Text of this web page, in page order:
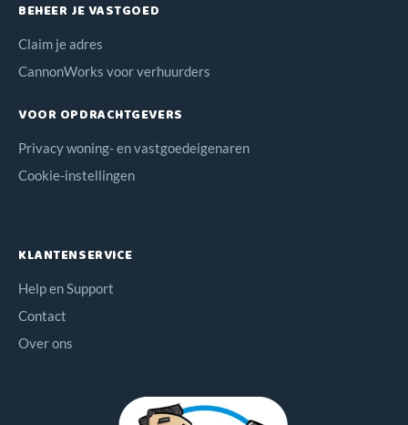
BEHEER JE VASTGOED
Claim je adres
CannonWorks voor verhuurders
VOOR OPDRACHTGEVERS
Privacy woning- en vastgoedeigenaren
Cookie-instellingen
KLANTENSERVICE
Help en Support
Contact
Over ons